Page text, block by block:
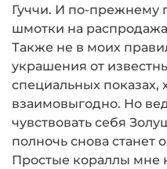
Гуччи. И по-прежнему
шмот­ки на
Также не в моих
украшения от
специальных пока­зах,
взаимовыгодно. Но
чувствовать себя
полночь снова станет
Простые корал­лы мне